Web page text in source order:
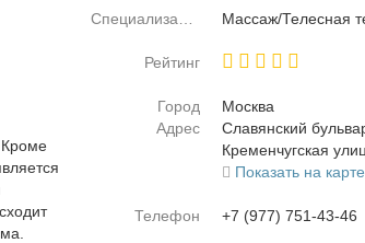
Специализация Мас­саж/Те­лес­ная
Рейтинг
Город
Москва
Адрес
Сла­вян­ский
Кре­мен­чуг­ская
Показать на карте
Телефон +7 (977) 751-43-46